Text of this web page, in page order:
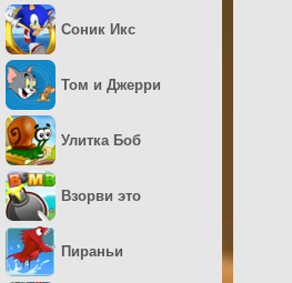
Соник Икс
Том и Джерри
Улитка Боб
Взорви это
Пираньи